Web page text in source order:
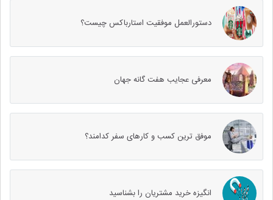
دستورالعمل موفقیت استارباکس چیست؟
معرفی عجایب هفت گانه جهان
موفق ترین کسب و کارهای سفر کدامند؟
انگیزه خرید مشتریان را بشناسید